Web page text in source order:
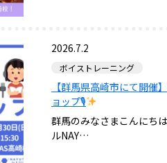
2026.7.2
ボイストレーニング
【群馬県高崎市にて開催
ョップ🎙
群馬のみなさまこんにち
ルNAY…